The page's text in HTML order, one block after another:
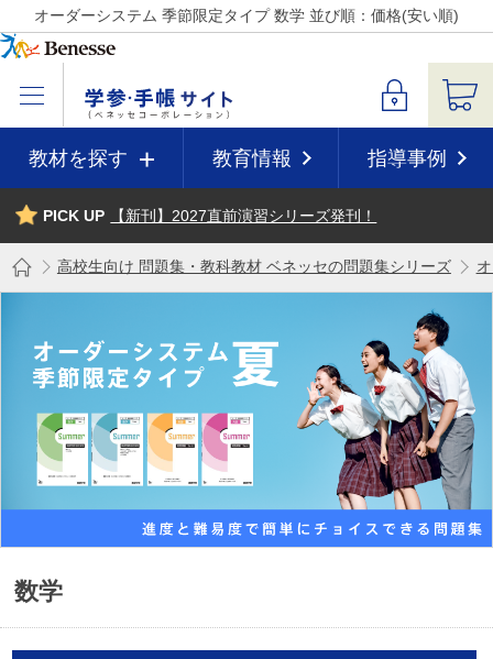
オーダーシステム 季節限定タイプ 数学 並び順：価格(安い順)
教材を探す 教育情報 指導事例
PICK UP 【新刊】2027直前演習シリーズ発刊！
高校生向け 問題集・教科教材 ベネッセの問題集シリーズ
数学